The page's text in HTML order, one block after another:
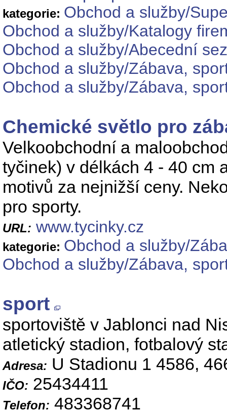
kategorie: Obchod a služby/
Obchod a služby/Katalogy
Obchod a služby/Abecední
Obchod a služby/Zábava,
Obchod a služby/Zábava,
Chemické světlo pro
Velkoobchodní a
tyčinek) v délkách 4 - 40 cm
motivů za nejnižší ceny.
pro sporty.
URL: www.tycinky.cz
kategorie: Obchod a služby/
Obchod a služby/Zábava,
sport
sportoviště v Jablonci nad
atletický stadion, fotbalový
Adresa: U Stadionu 1 4586,
IČO: 25434411
Telefon: 483368741